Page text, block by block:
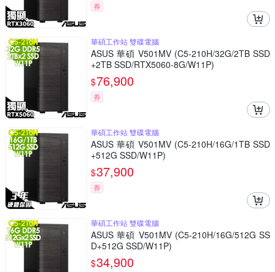
券
華碩工作站 雙碟電腦
ASUS 華碩 V501MV (C5-210H/32G/2TB SSD
+2TB SSD/RTX5060-8G/W11P)
$76,900
券
華碩工作站 雙碟電腦
ASUS 華碩 V501MV (C5-210H/16G/1TB SSD
+512G SSD/W11P)
$37,900
券
華碩工作站 雙碟電腦
ASUS 華碩 V501MV (C5-210H/16G/512G SS
D+512G SSD/W11P)
$34,900